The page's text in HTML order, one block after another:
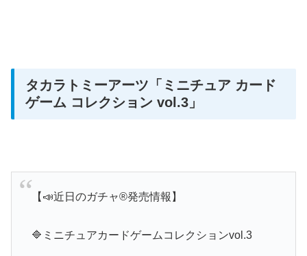
タカラトミーアーツ 「ミニチュア カード
ゲーム コレクション vol.3」
【📣近日のガチャ®発売情報】
🔷ミニチュアカードゲームコレクションvol.3